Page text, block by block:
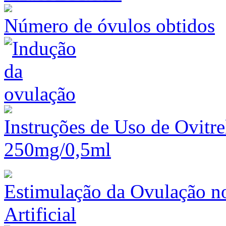
Número de óvulos obtidos
Instruções de Uso de
250mg/0,5ml
Estimulação da Ovulação
Artificial